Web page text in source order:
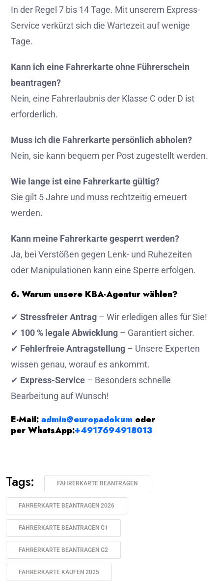
In der Regel 7 bis 14 Tage. Mit unserem Express-
Service verkürzt sich die Wartezeit auf wenige
Tage.
Kann ich eine Fahrerkarte ohne Führerschein
beantragen?
Nein, eine Fahrerlaubnis der Klasse C oder D ist
erforderlich.
Muss ich die Fahrerkarte persönlich abholen?
Nein, sie kann bequem per Post zugestellt werden.
Wie lange ist eine Fahrerkarte gültig?
Sie gilt 5 Jahre und muss rechtzeitig erneuert
werden.
Kann meine Fahrerkarte gesperrt werden?
Ja, bei Verstößen gegen Lenk- und Ruhezeiten
oder Manipulationen kann eine Sperre erfolgen.
6. Warum unsere KBA-Agentur wählen?
✔ Stressfreier Antrag – Wir erledigen alles für Sie!
✔ 100 % legale Abwicklung – Garantiert sicher.
✔ Fehlerfreie Antragstellung – Unsere Experten
wissen genau, worauf es ankommt.
✔ Express-Service – Besonders schnelle
Bearbeitung auf Wunsch!
E-Mail: admin@europadokum oder
per WhatsApp:+4917694918013
Tags: FAHRERKARTE BEANTRAGEN
FAHRERKARTE BEANTRAGEN 2026
FAHRERKARTE BEANTRAGEN G1
FAHRERKARTE BEANTRAGEN G2
FAHRERKARTE KAUFEN 2025